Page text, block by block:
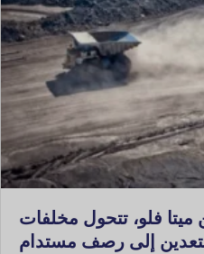
فلو، تتحول مخلفات
إلى رصف مستدام